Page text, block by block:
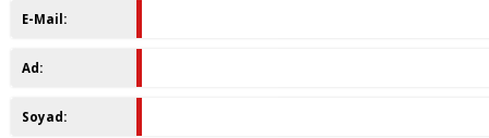
E-Mail:
Ad:
Soyad: